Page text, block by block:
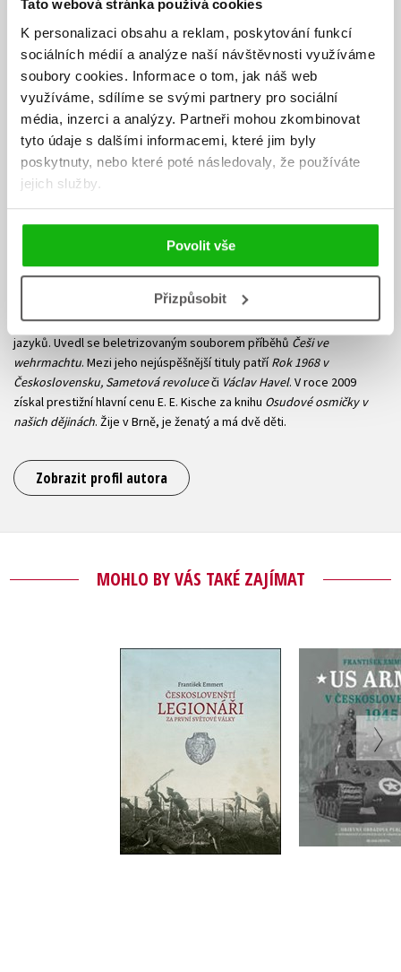
Tato webová stránka používá cookies
K personalizaci obsahu a reklam, poskytování funkcí
sociálních médií a analýze naší návštěvnosti využíváme
soubory cookies. Informace o tom, jak náš web
využíváme, sdílíme se svými partnery pro sociální
média, inzerci a analýzy. Partneři mohou zkombinovat
tyto údaje s dalšími informacemi, které jim byly
poskytnuty, nebo které poté následovaly, že používáte
jejich služby.
Povolit vše
Přizpůsobit
František Emmert je uznávaný a oceňovaný autor literatury faktu. Ve
svém díle se věnuje především českým dějinám dvacátého století.
Některé jeho tituly byly vydány opakovaně nebo přeloženy do cizích
jazyků. Uvedl se beletrizovaným souborem příběhů Češi ve
wehrmachtu. Mezi jeho nejúspěšnější tituly patříRok 1968 v
Československu, Sametová revoluceči Václav Havel. V roce 2009
získal prestižní hlavní cenu E. E. Kische za knihu Osudové osmičky v
našich dějinách. Žije v Brně, je ženatý a má dvě děti.
Zobrazit profil autora
MOHLO BY VÁS TAKÉ ZAJÍMAT
legionáři za 1.
světové války
František Emmert
Do košíku
US
František
Do